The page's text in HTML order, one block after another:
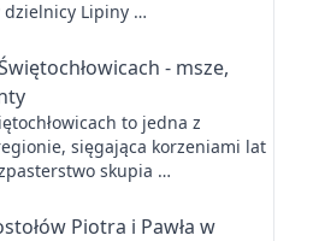
dzielnicy Lipiny …
- msze,
to jedna z
sięgająca korzeniami lat
skupia …
Piotra i Pawła w